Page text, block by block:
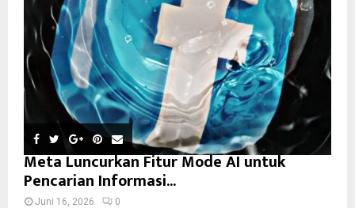
Meta Luncurkan Fitur Mode AI untuk
Pencarian Informasi...
Juni 16, 2026 0